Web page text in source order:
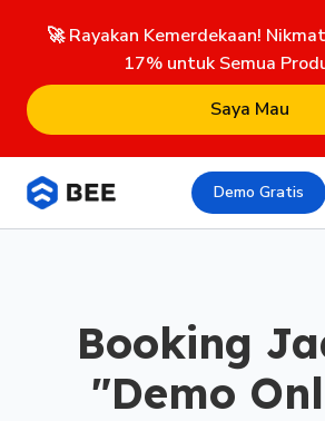
🚀 Rayakan Kemerdekaan!
17% untuk Semua
Saya Mau
Demo Gratis
Booking
"Demo